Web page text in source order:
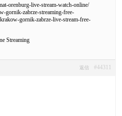
orenburg-live-stream-watch-online/
gornik-zabrze-streaming-free-
gornik-zabrze-live-stream-free-
Streaming
#44311
返信